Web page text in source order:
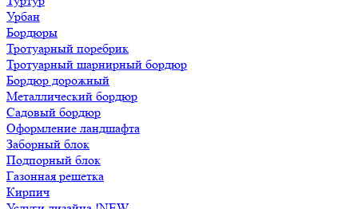
Урбан
Бордюры
Тротуарный поребрик
Тротуарный шарнирный бордюр
Бордюр дорожный
Металлический бордюр
Садовый бордюр
Оформление ландшафта
Заборный блок
Подпорный блок
Газонная решетка
Кирпич